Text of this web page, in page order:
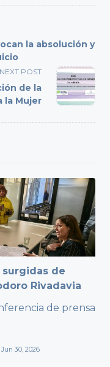
la absolución y
NEXT POST
de la
la Mujer
surgidas de
Rivadavia
de prensa
Jun 30, 2026